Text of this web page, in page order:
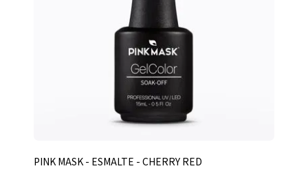
PINK MASK - ESMALTE - CHERRY RED